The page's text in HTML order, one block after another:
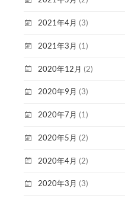
2021年4月 (3)
2021年3月 (1)
2020年12月 (2)
2020年9月 (3)
2020年7月 (1)
2020年5月 (2)
2020年4月 (2)
2020年3月 (3)